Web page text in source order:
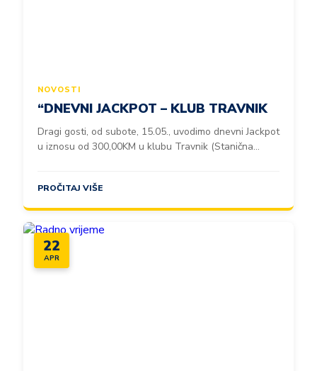
NOVOSTI
“DNEVNI JACKPOT – KLUB TRAVNIK
Dragi gosti, od subote, 15.05., uvodimo dnevni Jackpot
u iznosu od 300,00KM u klubu Travnik (Stanična...
PROČITAJ VIŠE
22
APR